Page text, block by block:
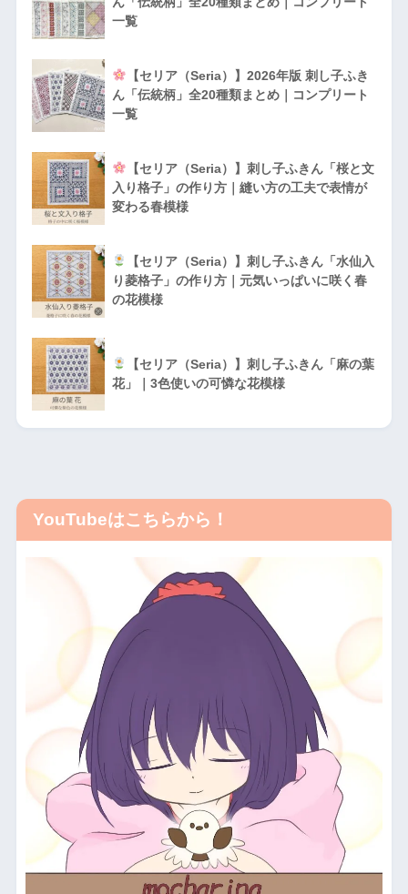
一覧
【セリア（Seria）】2026年版 刺し子ふき
ん「伝統柄」全20種類まとめ｜コンプリート
一覧
【セリア（Seria）】刺し子ふきん「桜と文
入り格子」の作り方｜縫い方の工夫で表情が
変わる春模様
【セリア（Seria）】刺し子ふきん「水仙入
り菱格子」の作り方｜元気いっぱいに咲く春
の花模様
【セリア（Seria）】刺し子ふきん「麻の葉
花」｜3色使いの可憐な花模様
YouTubeはこちらから！